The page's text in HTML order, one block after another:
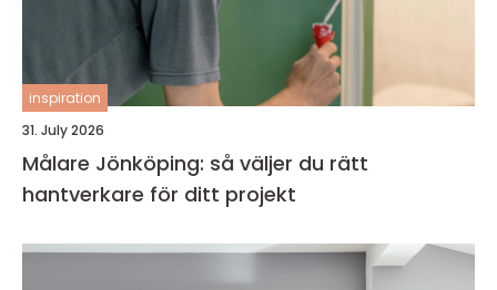
inspiration
31. July 2026
Målare Jönköping: så väljer du rätt
hantverkare för ditt projekt